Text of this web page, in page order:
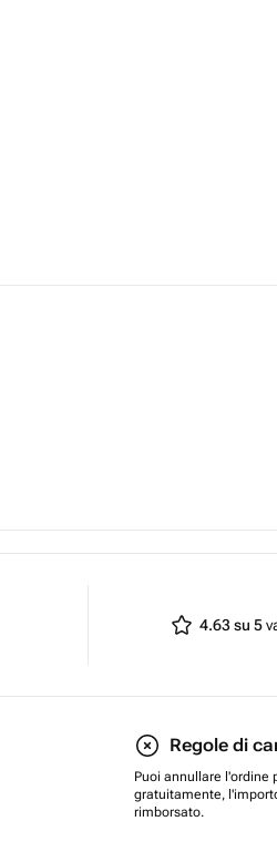
4.63 su 5
Regole di
Puoi annullare l'ordine
gratuitamente,
rimborsato.